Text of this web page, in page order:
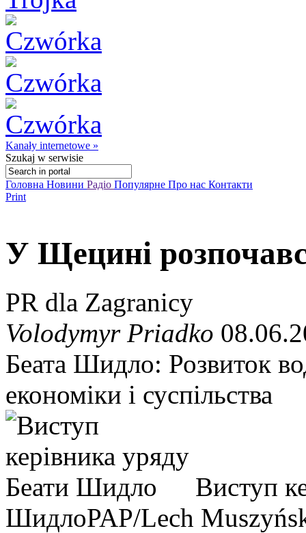
Kanały internetowe »
Szukaj w serwisie
Головна Новини Радіо Популярне Про нас Контакти
Print
У Щецині
PR dla Zagranicy
Volodymyr Priadko
Беата Шидло: Розвиток
економіки і суспільства
Виступ
ШидлоPAP/Lech